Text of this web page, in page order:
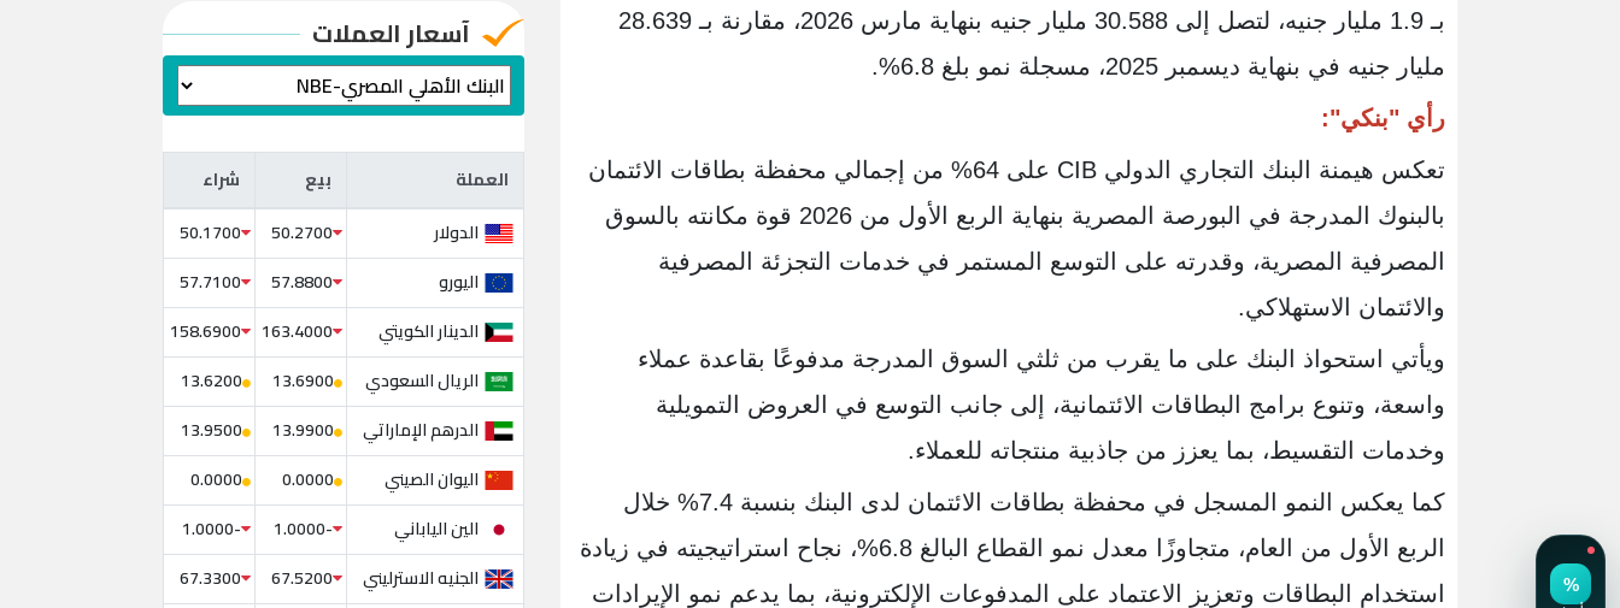
بـ 1.9 مليار جنيه، لتصل إلى 30.588 مليار جنيه بنهاية مارس 2026، مقارنة بـ 28.639
مليار جنيه في بنهاية ديسمبر 2025، مسجلة نمو بلغ 6.8%.
رأي "بنكي":
تعكس هيمنة البنك التجاري الدولي CIB على 64% من إجمالي محفظة بطاقات الائتمان
بالبنوك المدرجة في البورصة المصرية بنهاية الربع الأول من 2026 قوة مكانته بالسوق
المصرفية المصرية، وقدرته على التوسع المستمر في خدمات التجزئة المصرفية
والائتمان الاستهلاكي.
ويأتي استحواذ البنك على ما يقرب من ثلثي السوق المدرجة مدفوعًا بقاعدة عملاء
واسعة، وتنوع برامج البطاقات الائتمانية، إلى جانب التوسع في العروض التمويلية
وخدمات التقسيط، بما يعزز من جاذبية منتجاته للعملاء.
كما يعكس النمو المسجل في محفظة بطاقات الائتمان لدى البنك بنسبة 7.4% خلال
الربع الأول من العام، متجاوزًا معدل نمو القطاع البالغ 6.8%، نجاح استراتيجيته في زيادة
استخدام البطاقات وتعزيز الاعتماد على المدفوعات الإلكترونية، بما يدعم نمو الإيرادات
آسعار العملات
العملة بيع شراء العملة بيع
شراء
الدولار
50.2700
50.1700
اليورو
57.8800
57.7100
الدينار الكويتي
163.4000
158.6900
الريال السعودي
13.6900
13.6200
الدرهم الإماراتي
13.9900
13.9500
اليوان الصيني
0.0000
0.0000
الين الياباني
-1.0000
-1.0000
الجنيه الاسترليني
67.5200
67.3300